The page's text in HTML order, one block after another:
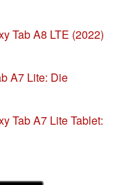
Tab A8 LTE (2022)
A7 Lite: Die
Tab A7 Lite Tablet: